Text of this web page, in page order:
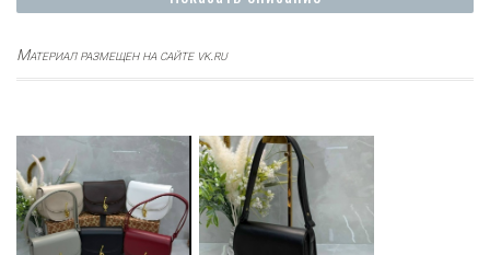
Материал размещен на сайте vk.ru